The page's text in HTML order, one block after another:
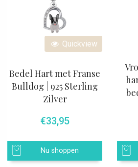
Quickview
Bedel Hart met Franse
Bulldog | 925 Sterling
Zilver
€33,95
Nu shoppen